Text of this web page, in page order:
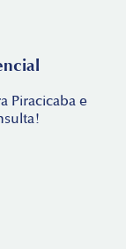
Piracicaba e